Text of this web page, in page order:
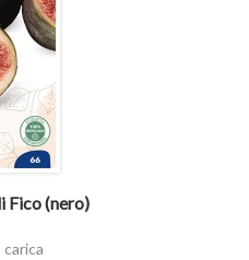
Fico (nero)
carica